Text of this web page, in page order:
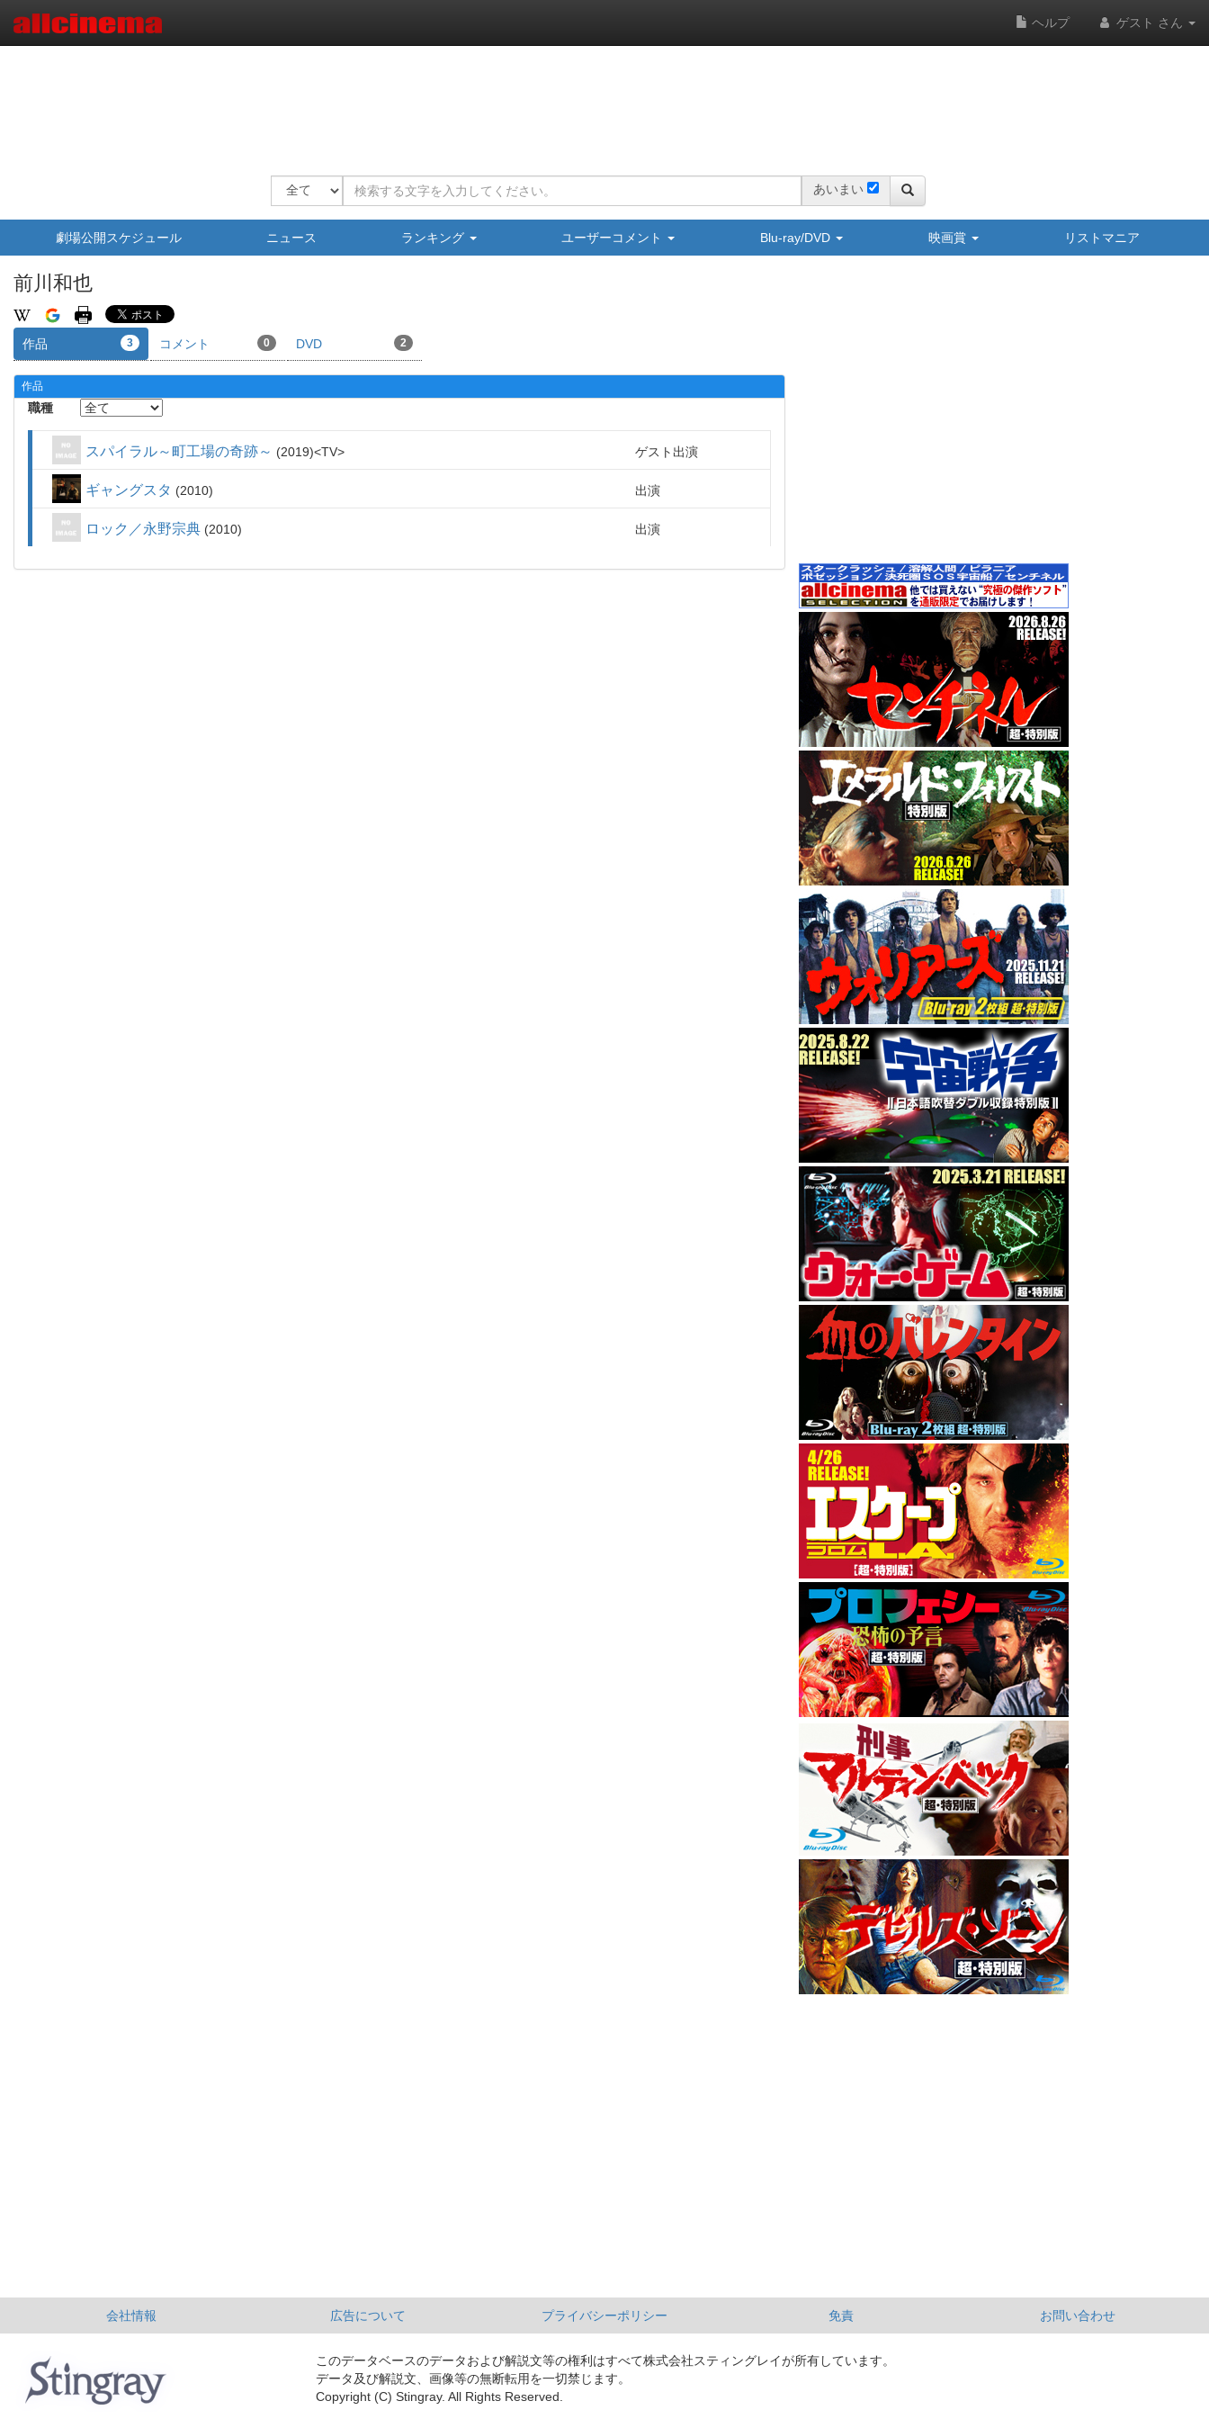
ヘルプ ゲスト さん
あいまい
劇場公開スケジュール ニュース ランキング ユーザーコメント Blu-ray/DVD 映画賞 リストマニア
前川和也
作品 3 コメント 0 DVD 2
作品
職種
スパイラル～町工場の奇跡～ 2019 TV ゲスト出演
ギャングスタ 2010 出演
ロック／永野宗典 2010 出演
会社情報 広告について プライバシーポリシー 免責 お問い合わせ
このデータベースのデータおよび解説文等の権利はすべて株式会社スティングレイが所有しています。
データ及び解説文、画像等の無断転用を一切禁じます。
Copyright (C) Stingray. All Rights Reserved.